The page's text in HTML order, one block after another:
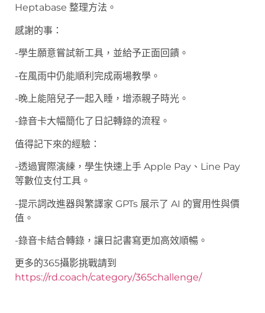
Heptabase 整理方法。
感謝的事：
-學生願意嘗試新工具，並給予正面回饋。
-在風雨中仍能順利完成兩場教學。
-晚上能陪兒子一起入睡，增添親子時光。
-錄音卡大幅簡化了日記轉錄的流程。
值得記下來的經驗：
-透過實際演練，學生快速上手 Apple Pay、Line Pay
等數位支付工具。
-提示詞改進器與繁譯家 GPTs 展示了 AI 的實用性與價
值。
-錄音卡結合轉錄，讓日記書寫更加高效順暢。
更多的365攝影挑戰請到
https://rd.coach/category/365challenge/